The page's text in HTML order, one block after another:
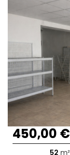
450,00
52 m²